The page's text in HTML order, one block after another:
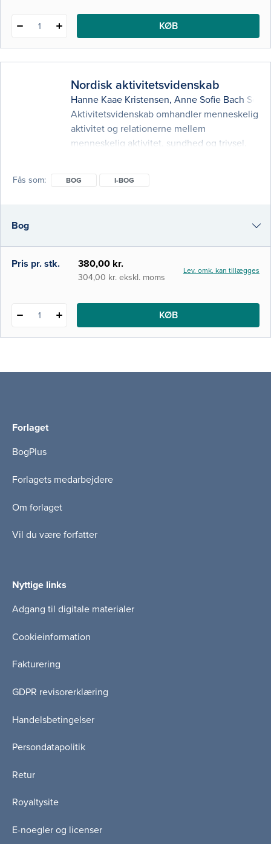
1 KØB
Nordisk aktivitetsvidenskab
Hanne Kaae Kristensen, Anne Sofie Bach
Aktivitetsvidenskab omhandler menneskelig
aktivitet og relationerne mellem
menneskelig aktivitet, sundhed og trivsel.
social- og sundhedsfaglig praksis og
AKTIVITETSVIDENSKAB er alle kapitler
grundigt revideret og opdateret med
Fås som BOG I-BOG
Bog
i-bog
Pris pr. stk. 380,00 kr.
304,00 kr. ekskl. moms
Lev. omk. kan tillægges
1 KØB
Forlaget
BogPlus
Forlagets medarbejdere
Om forlaget
Vil du være forfatter
Nyttige links
Adgang til digitale materialer
Cookieinformation
Fakturering
GDPR revisorerklæring
Handelsbetingelser
Persondatapolitik
Retur
Royaltysite
E-noegler og licenser